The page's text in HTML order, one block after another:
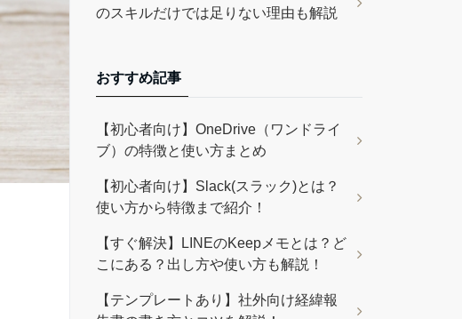
のスキルだけでは足りない理由も解説
おすすめ記事
【初心者向け】OneDrive（ワンドライ
ブ）の特徴と使い方まとめ
【初心者向け】Slack(スラック)とは？
使い方から特徴まで紹介！
【すぐ解決】LINEのKeepメモとは？ど
こにある？出し方や使い方も解説！
【テンプレートあり】社外向け経緯報